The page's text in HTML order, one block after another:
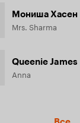
Мониша Хасен
Mrs. Sharma
Queenie James
Anna